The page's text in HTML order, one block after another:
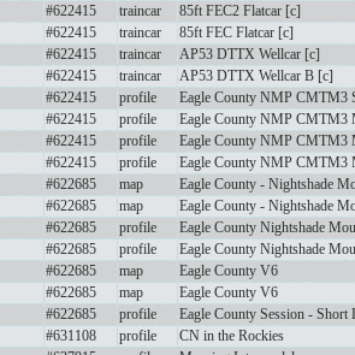
#622415 traincar
85ft FEC2 Flatcar [c]
#622415 traincar
85ft FEC Flatcar [c]
#622415 traincar
AP53 DTTX Wellcar [c]
#622415 traincar
AP53 DTTX Wellcar B [c]
#622415 profile
Eagle County NMP CMTM3
#622415 profile
Eagle County NMP CMTM3
#622415 profile
Eagle County NMP CMTM3
#622415 profile
Eagle County NMP CMTM3
#622685 map
Eagle County - Nightshade
#622685 map
Eagle County - Nightshade
#622685 profile
Eagle County Nightshade
#622685 profile
Eagle County Nightshade
#622685 map
Eagle County V6
#622685 map
Eagle County V6
#622685 profile
Eagle County Session - Short
#631108 profile
CN in the Rockies